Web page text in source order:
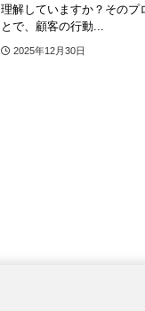
理解していますか？そのプ
とで、顧客の行動...
2025年12月30日